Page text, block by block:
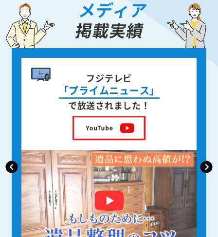
メディア
掲載実績
書籍出版
身近な人が
亡くなった後の遺品整理
を出版しました！